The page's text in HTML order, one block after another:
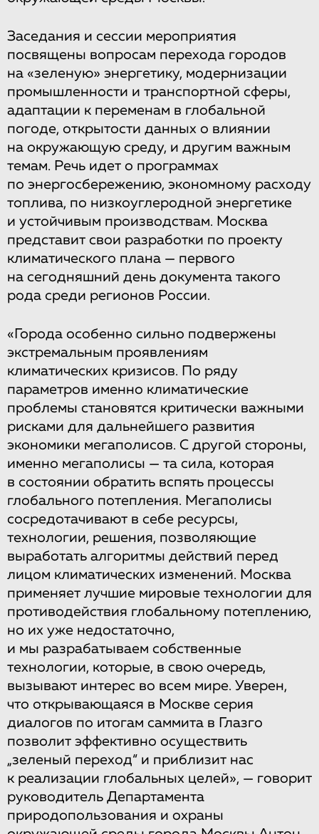
Заседания и сессии мероприятия
посвящены вопросам перехода городов
на «зеленую» энергетику, модернизации
промышленности и транспортной сферы,
адаптации к переменам в глобальной
погоде, открытости данных о влиянии
на окружающую среду, и другим важным
темам. Речь идет о программах
по энергосбережению, экономному расходу
топлива, по низкоуглеродной энергетике
и устойчивым производствам. Москва
представит свои разработки по проекту
климатического плана — первого
на сегодняшний день документа такого
рода среди регионов России.
«Города особенно сильно подвержены
экстремальным проявлениям
климатических кризисов. По ряду
параметров именно климатические
проблемы становятся критически важными
рисками для дальнейшего развития
экономики мегаполисов. С другой стороны,
именно мегаполисы — та сила, которая
в состоянии обратить вспять процессы
глобального потепления. Мегаполисы
сосредотачивают в себе ресурсы,
технологии, решения, позволяющие
выработать алгоритмы действий перед
лицом климатических изменений. Москва
применяет лучшие мировые технологии для
противодействия глобальному потеплению,
но их уже недостаточно,
и мы разрабатываем собственные
технологии, которые, в свою очередь,
вызывают интерес во всем мире. Уверен,
что открывающаяся в Москве серия
диалогов по итогам саммита в Глазго
позволит эффективно осуществить
„зеленый переход“ и приблизит нас
к реализации глобальных целей», — говорит
руководитель Департамента
природопользования и охраны